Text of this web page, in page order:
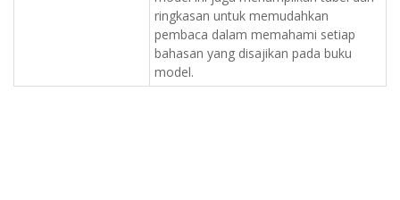
ringkasan untuk memudahkan
pembaca dalam memahami setiap
bahasan yang disajikan pada buku
model.